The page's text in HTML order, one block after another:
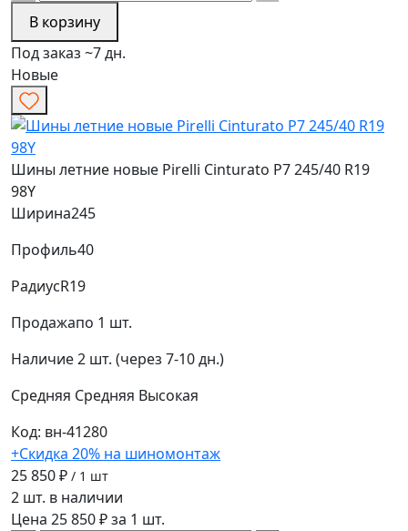
В корзину
Под заказ ~7 дн.
Новые
Шины летние новые Pirelli Cinturato P7 245/40 R19
98Y
Ширина245
Профиль40
РадиусR19
Продажапо 1 шт.
Наличие2 шт. (через 7-10 дн.)
Средняя Средняя Высокая
Код: вн-41280
+Скидка 20% на шиномонтаж
25 850 ₽ / 1 шт
2 шт. в наличии
Цена 25 850 ₽ за 1 шт.